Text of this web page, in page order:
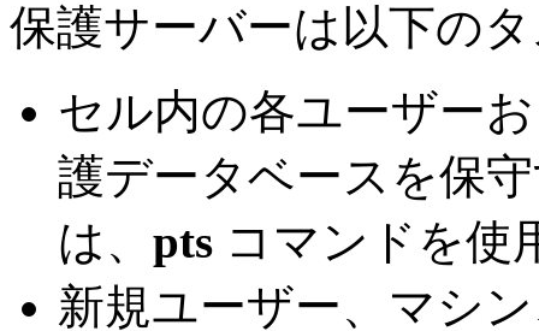
保護サーバーは以下の
セル内の各ユーザー
護データベースを保
は、 pts コマンドを使
新規ユーザー、マシ